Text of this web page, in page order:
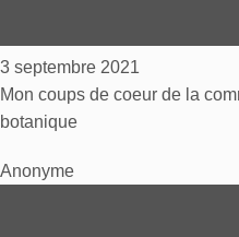
3 septembre 2021
Mon coups de coeur de la
botanique
Anonyme